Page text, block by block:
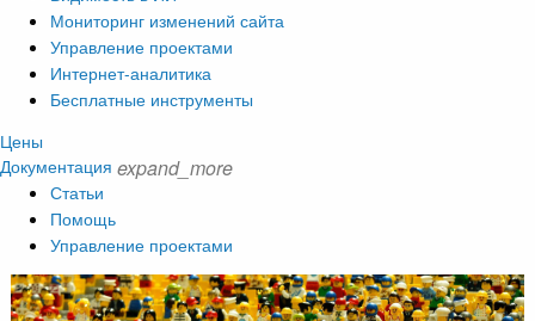
Мониторинг изменений сайта
Управление проектами
Интернет-аналитика
Бесплатные инструменты
Цены
Документация expand_more
Статьи
Помощь
Управление проектами